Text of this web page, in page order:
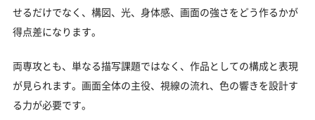
せるだけでなく、構図、光、身体感、画面の強さをどう作るかが
得点差になります。
両専攻とも、単なる描写課題ではなく、作品としての構成と表現
が見られます。画面全体の主役、視線の流れ、色の響きを設計す
る力が必要です。